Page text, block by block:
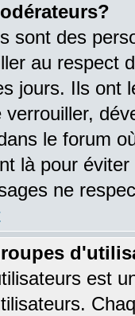
sont des
au respect
jours. Ils ont
le forum
là pour
ne
est